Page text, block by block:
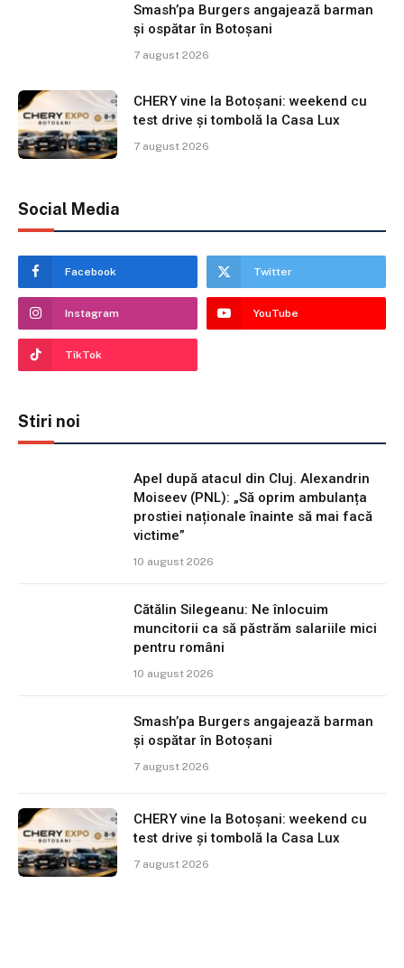
Smash’pa Burgers angajează barman
și ospătar în Botoșani
7 august 2026
CHERY vine la Botoșani: weekend cu
test drive și tombolă la Casa Lux
7 august 2026
Social Media
Facebook Twitter
Instagram YouTube
TikTok
Stiri noi
Apel după atacul din Cluj. Alexandrin
Moiseev (PNL): „Să oprim ambulanța
prostiei naționale înainte să mai facă
victime”
10 august 2026
Cătălin Silegeanu: Ne înlocuim
muncitorii ca să păstrăm salariile mici
pentru români
10 august 2026
Smash’pa Burgers angajează barman
și ospătar în Botoșani
7 august 2026
CHERY vine la Botoșani: weekend cu
test drive și tombolă la Casa Lux
7 august 2026